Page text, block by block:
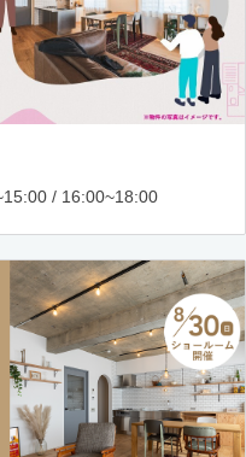
/ 16:00~18:00